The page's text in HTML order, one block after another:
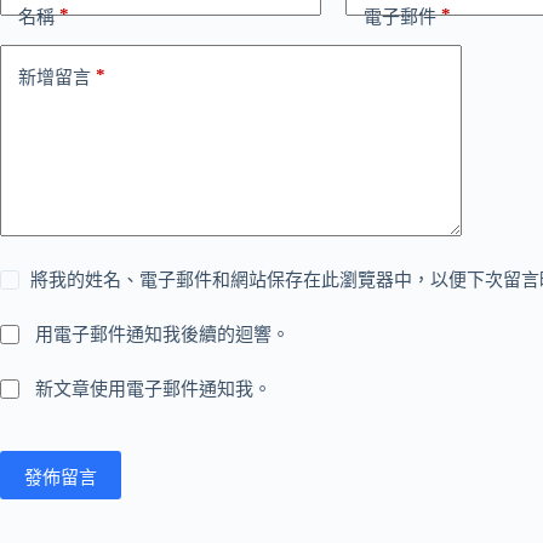
名稱* 電子郵件*
新增留言 *
將我的姓名、電子郵件和網站保存在此瀏覽器中，以便下次留言
用電子郵件通知我後續的迴響。
新文章使用電子郵件通知我。
發佈留言